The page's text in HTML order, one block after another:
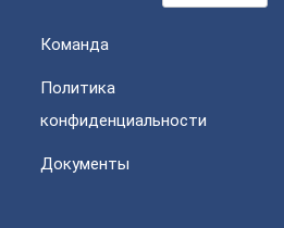
Команда
Политика
конфиденциальности
Документы